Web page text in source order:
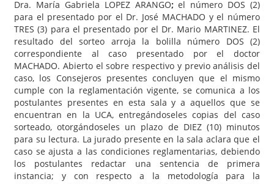
Dra. María Gabriela LOPEZ ARANGO;el número DOS (2)
para el presentado por el Dr. José MACHADO y el número
TRES (3) para el presentado por el Dr. Mario MARTINEZ. El
resultado del sorteo arroja la bolilla número DOS (2)
correspondiente al caso presentado por el doctor
MACHADO. Abierto el sobre respectivo y previo análisis del
caso, los Consejeros presentes concluyen que el mismo
cumple con la reglamentación vigente, se comunica a los
postulantes presentes en esta sala y a aquellos que se
encuentran en la UCA, entregándoseles copias del caso
sorteado, otorgándoseles un plazo de DIEZ (10) minutos
para su lectura. La jurado presente en la sala aclara que el
caso se ajusta a las condiciones reglamentarias, debiendo
los postulantes redactar una sentencia de primera
instancia; y con respecto a la metodología para la